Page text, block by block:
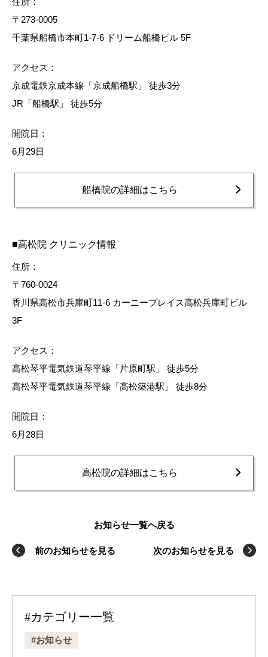
〒273-0005
千葉県船橋市本町1-7-6 ドリーム船橋ビル 5F
アクセス：
京成電鉄京成本線「京成船橋駅」 徒歩3分
JR「船橋駅」 徒歩5分
開院日：
6月29日
船橋院の詳細はこちら
■高松院 クリニック情報
住所：
〒760-0024
香川県高松市兵庫町11-6 カーニープレイス高松兵庫町ビル
3F
アクセス：
高松琴平電気鉄道琴平線「片原町駅」 徒歩5分
高松琴平電気鉄道琴平線「高松築港駅」 徒歩8分
開院日：
6月28日
高松院の詳細はこちら
前のお知らせを見る
お知らせ一覧へ戻る
次のお知らせを見る
#カテゴリー一覧
#お知らせ